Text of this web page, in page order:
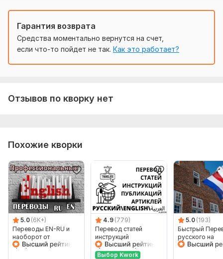
Язык перевода:
с Русского на Английский
Гарантия возврата
Средства моментально вернутся на счет,
если что-то пойдет не так. Как это работает?
Отзывов по кворку нет
Похожие кворки
5.0 (6K+)
Переводы EN-RU и
наоборот от
профессионала
4.9 (779)
Перевод статей
инструкций
публикаций артиклей
article
Выбор Kwork
5.0 (193)
Быстрый
русского на
голландский